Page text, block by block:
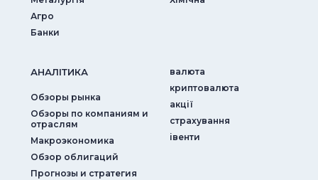
Агро
Банки
АНАЛIТИКА
Обзоры рынка
Обзоры по компаниям и
отраслям
Макроэкономика
Обзор облигаций
Прогнозы и стратегия
валюта
криптовалюта
акції
страхування
iвенти